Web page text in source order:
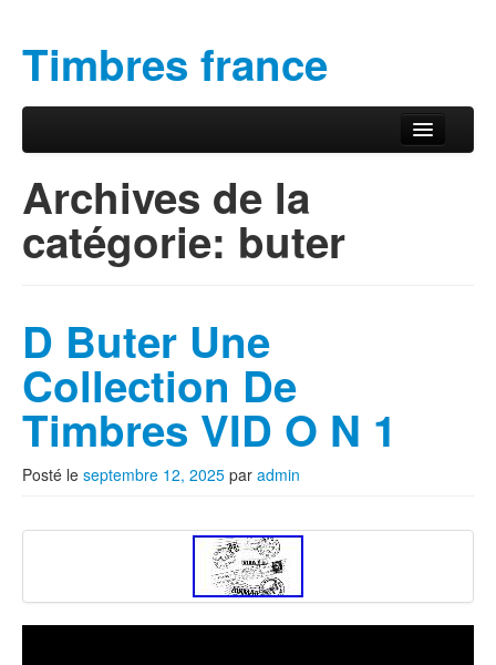
Timbres france
Menu principal
Archives de la
catégorie: buter
D Buter Une
Collection De
Timbres VID O N 1
Posté le septembre 12, 2025 par admin